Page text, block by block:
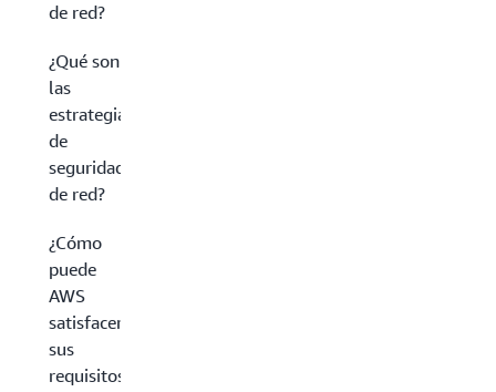
de red?
¿Qué son
las
estrategias
de
seguridad
de red?
¿Cómo
puede
AWS
satisfacer
sus
requisitos